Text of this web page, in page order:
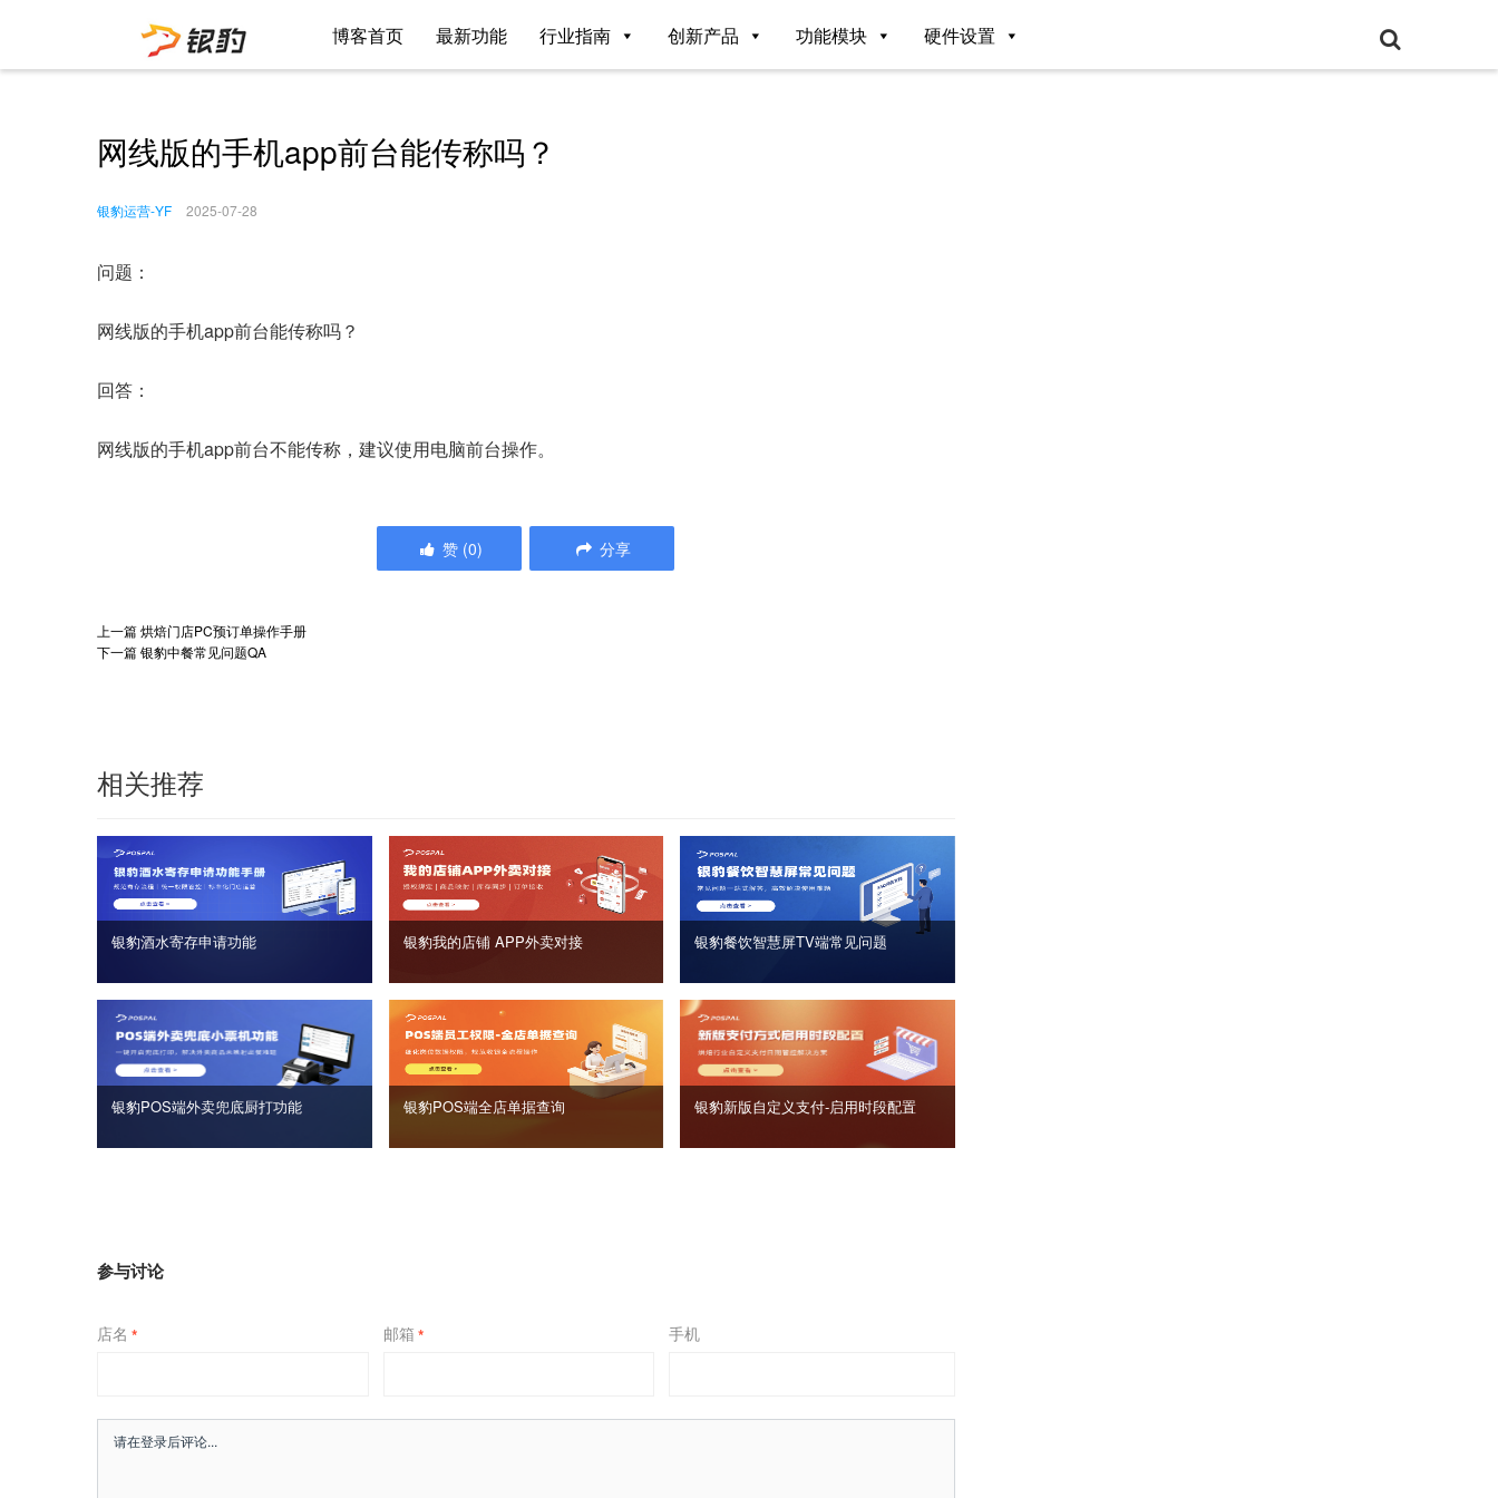
博客首页 最新功能 行业指南 创新产品 功能模块 硬件设置
网线版的手机app前台能传称吗？
银豹运营-YF 2025-07-28
问题：
网线版的手机app前台能传称吗？
回答：
网线版的手机app前台不能传称，建议使用电脑前台操作。
赞 (0) 分享
上一篇烘焙门店PC预订单操作手册
下一篇银豹中餐常见问题QA
相关推荐
银豹酒水寄存申请功能 银豹我的店铺 APP外卖对接 银豹餐饮智慧屏TV端常见问题
银豹POS端外卖兜底厨打功能 银豹POS端全店单据查询 银豹新版自定义支付‑启用时段配置
参与讨论
店名 * 邮箱 * 手机